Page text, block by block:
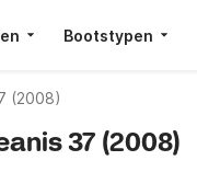
Bootstypen
(2008)
37 (2008)